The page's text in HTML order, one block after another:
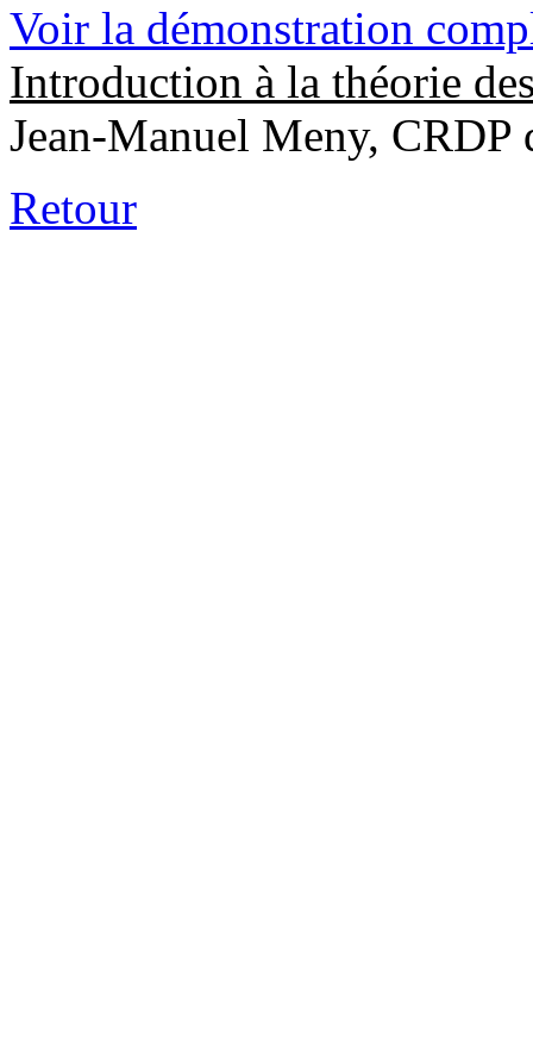
Voir la démonstration
Introduction à la théorie
Jean-Manuel Meny, CRDP
Retour